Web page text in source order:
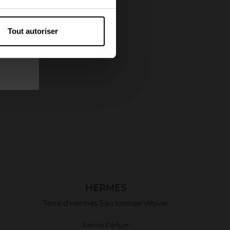
Tout autoriser
Exclusivité Web
HERMES
Terre d'Hermès Eau Intense Vétiver
Eau de Parfum